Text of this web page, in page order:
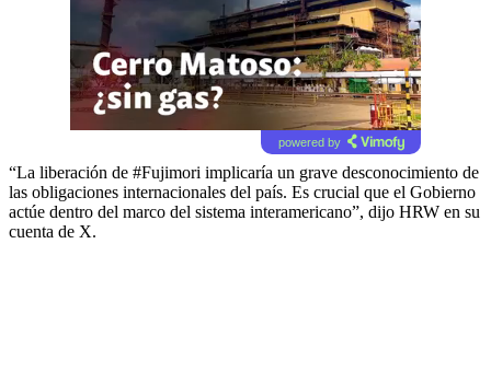
powered by
“La liberación de #Fujimori implicaría un grave desconocimiento de
las obligaciones internacionales del país. Es crucial que el Gobierno
actúe dentro del marco del sistema interamericano”, dijo HRW en su
cuenta de X.